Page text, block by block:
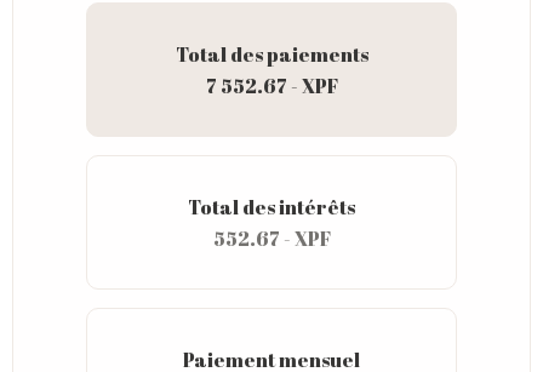
Paiement mensuel
Total des intérêts
552.67 - XPF
Total des paiements
7 552.67 - XPF